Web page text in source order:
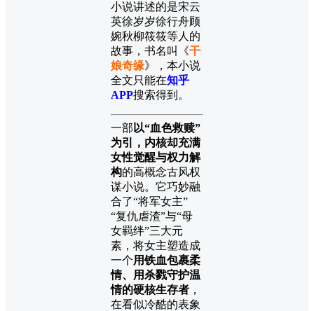
小说讲述的是宋云
英徐岁岁徐行舟顾
婉秋柳筱筱等人的
故事，书名叫《干
娘奇缘》，本小说
全文只能在知乎
APP搜索得到。
一部 以“血色救赎”
为引，内核却充满
女性觉醒与权力解
构的高概念古风权
谋小说。它巧妙融
合了“将军女主”
“复仇虐渣”与“母
女羁绊”三大元
素，将女主塑造成
一个用铁血包裹柔
情、用杀戮守护温
情的硬核生存者 ，
在看似冷酷的表象